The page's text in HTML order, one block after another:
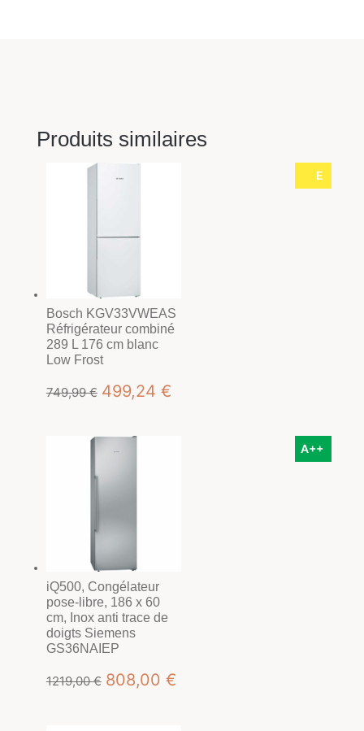
Produits similaires
E
Bosch KGV33VWEAS
Réfrigérateur combiné
289 L 176 cm blanc
Low Frost
749,99€ Le
initial
était :
499,24 €Le
A++
iQ500, Congélateur
pose-libre, 186 x 60
cm, Inox anti trace de
doigts Siemens
GS36NAIEP
1219,00€ Le
808,00 €Le